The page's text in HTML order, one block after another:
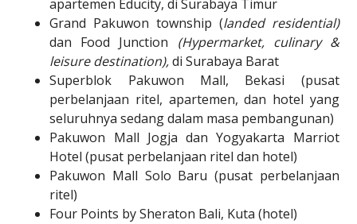
apartemen Educity, di Surabaya Timur
Grand Pakuwon township (landed residential)
dan Food Junction (Hypermarket, culinary &
leisure destination),di Surabaya Barat
Superblok Pakuwon Mall, Bekasi (pusat
perbelanjaan ritel, apartemen, dan hotel yang
seluruhnya sedang dalam masa pembangunan)
Pakuwon Mall Jogja dan Yogyakarta Marriot
Hotel (pusat perbelanjaan ritel dan hotel)
Pakuwon Mall Solo Baru (pusat perbelanjaan
ritel)
Four Points by Sheraton Bali, Kuta (hotel)